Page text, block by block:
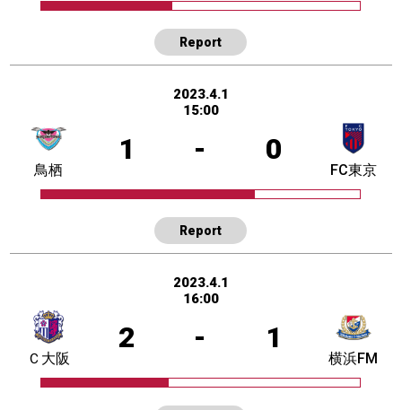
Report
2023.4.1
15:00
1 - 0
鳥栖 FC東京
Report
2023.4.1
16:00
2 - 1
Ｃ大阪 横浜FM